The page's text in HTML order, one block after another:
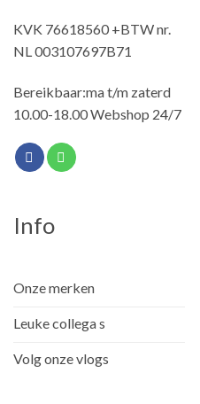
KVK 76618560 +BTW nr.
NL 003107697B71
Bereikbaar:ma t/m zaterd
10.00-18.00 Webshop 24/7
Info
Onze merken
Leuke collega s
Volg onze vlogs